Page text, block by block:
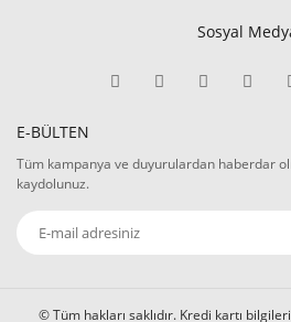
Sosyal
E-BÜLTEN
Tüm kampanya ve duyurulardan haberdar
kaydolunuz.
© Tüm hakları saklıdır. Kredi kartı